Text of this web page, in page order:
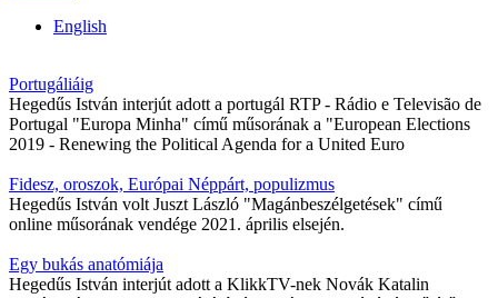
English
Portugáliáig
Hegedűs István interjút adott a portugál RTP - Rádio e Televisão de
Portugal "Europa Minha" című műsorának a "European Elections
2019 - Renewing the Political Agenda for a United Euro
Fidesz, oroszok, Európai Néppárt, populizmus
Hegedűs István volt Juszt László "Magánbeszélgetések" című
online műsorának vendége 2021. április elsején.
Egy bukás anatómiája
Hegedűs István interjút adott a KlikkTV-nek Novák Katalin